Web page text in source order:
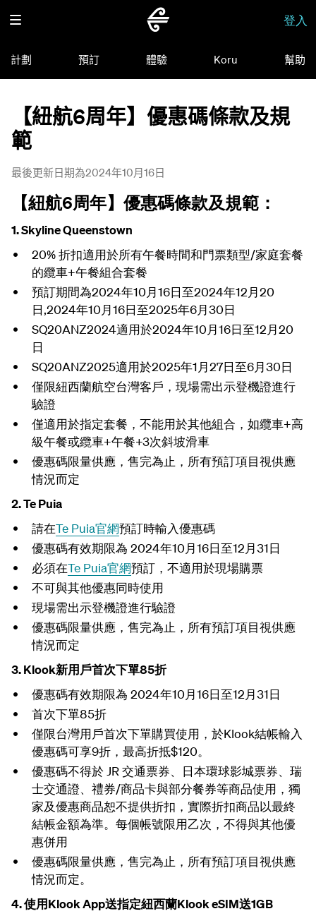
登入
計劃 預訂 體驗 Koru 幫助
【紐航6周年】優惠碼條款及規
範
最後更新日期為2024年10月16日
【紐航6周年】優惠碼條款及規範 ：
1. Skyline Queenstown
20% 折扣適用於所有午餐時間和門票類型/家庭套餐
的纜車+午餐組合套餐
預訂期間為2024年10月16日至2024年12月20
日,2024年10月16日至2025年6月30日
SQ20ANZ2024適用於2024年10月16日至12月20
日
SQ20ANZ2025適用於2025年1月27日至6月30日
僅限紐西蘭航空台灣客戶，現場需出示登機證進行
驗證
僅適用於指定套餐，不能用於其他組合，如纜車+高
級午餐或纜車+午餐+3次斜坡滑車
優惠碼限量供應，售完為止， 所有預訂項目視供應
情況而定
2. Te Puia
請在Te Puia官網預訂時輸入優惠碼
優惠碼有效期限為 2024年10月16日至12月31日
必須在Te Puia官網預訂，不適用於現場購票
不可與其他優惠同時使用
現場需出示登機證進行驗證
優惠碼限量供應，售完為止， 所有預訂項目視供應
情況而定
3. Klook新用戶首次下單85折
優惠碼有效期限為 2024年10月16日至12月31日
首次下單85折
僅限台灣用戶首次下單購買使用，於Klook結帳輸入
優惠碼可享9折，最高折抵$120。
優惠碼不得於 JR 交通票券、日本環球影城票券、瑞
士交通證、禮券/商品卡與部分餐券等商品使用，獨
家及優惠商品恕不提供折扣，實際折扣商品以最終
結帳金額為準。每個帳號限用乙次，不得與其他優
惠併用
優惠碼限量供應，售完為止， 所有預訂項目視供應
情況而定。
4. 使用Klook App送指定紐西蘭Klook eSIM送1GB